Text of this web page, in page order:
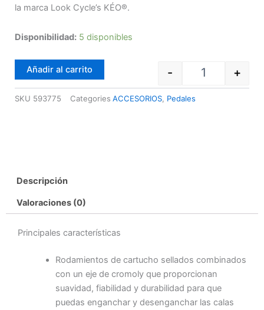
la marca Look Cycle’s KÉO®.
Disponibilidad: 5 disponibles
- +
Añadir al carrito
SKU 593775 Categories ACCESORIOS Pedales
Descripción
Valoraciones (0)
Principales características
Rodamientos de cartucho sellados combinados
con un eje de cromoly que proporcionan
suavidad, fiabilidad y durabilidad para que
puedas enganchar y desenganchar las calas